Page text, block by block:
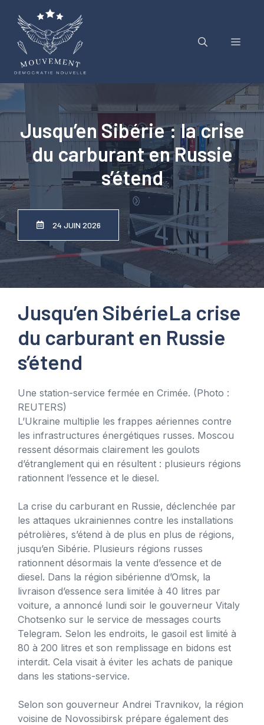
contenu
Menu
Jusqu’en Sibérie : la crise
du carburant en Russie
s’étend
24 JUIN 2026
Jusqu’en SibérieLa crise
du carburant en Russie
s’étend
Une station-service fermée en Crimée. (Photo :
REUTERS)
L’Ukraine multiplie les frappes aériennes contre
les infrastructures énergétiques russes. Moscou
ressent désormais clairement les goulots
d’étranglement qui en résultent : plusieurs régions
rationnent l’essence et le diesel.
La crise du carburant en Russie, déclenchée par
les attaques ukrainiennes contre les installations
pétrolières, s’étend à de plus en plus de régions,
jusqu’en Sibérie. Plusieurs régions russes
rationnent désormais la vente d’essence et de
diesel. Dans la région sibérienne d’Omsk, la
livraison d’essence sera limitée à 40 litres par
voiture, a annoncé lundi soir le gouverneur Vitaly
Chotsenko sur le service de messages courts
Telegram. Selon les endroits, le gasoil est limité à
80 à 200 litres et son remplissage en bidons est
interdit. Cela visait à éviter les achats de panique
dans les stations-service.
Selon son gouverneur Andrei Travnikov, la région
voisine de Novossibirsk prépare également des